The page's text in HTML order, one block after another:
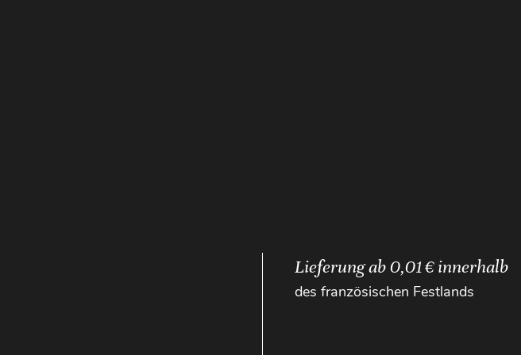
Lieferung ab 0,01 € innerhalb
des französischen Festlands